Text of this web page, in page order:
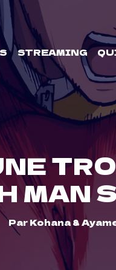
STREAMING
MAN
ParKohana &